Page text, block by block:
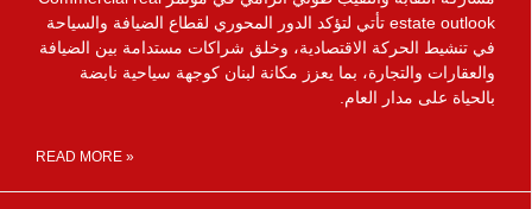
estate outlook تأتي لتؤكد الدور المحوري لقطاع الضيافة والسياحة
في تنشيط الحركة الاقتصادية، وخلق شراكات مستدامة بين الضيافة
والعقارات والتجارة، بما يعزز مكانة لبنان كوجهة سياحية نابضة
بالحياة على مدار العام.
READ MORE »